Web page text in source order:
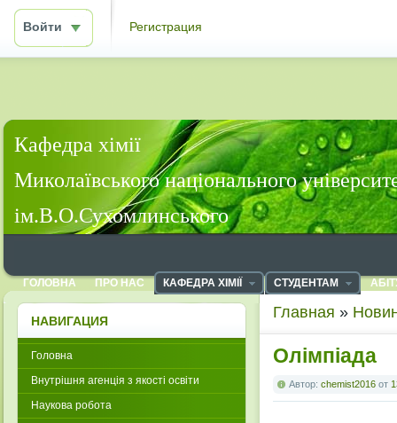
Войти Регистрация
Кафедра хімії
Миколаївського національного
ім.В.О.Сухомлинського
ГОЛОВНА ПРО НАС КАФЕДРА ХІМІЇ СТУДЕНТАМ
Главная »
Олімпіада
Автор: chemist2016 от
НАВИГАЦИЯ
Головна
Внутрішня агенція з якості освіти
Наукова робота